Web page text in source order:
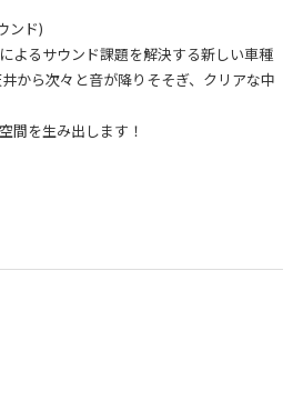
ンド)
よるサウンド課題を解決する新しい車種
から次々と音が降りそそぎ、クリアな中
間を生み出します！